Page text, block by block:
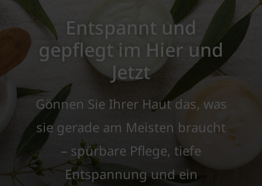
Entspannt und
gepflegt im Hier und
Jetzt​
Gönnen Sie Ihrer Haut das, was
sie gerade am Meisten braucht
– spürbare Pflege, tiefe
Entspannung und ein